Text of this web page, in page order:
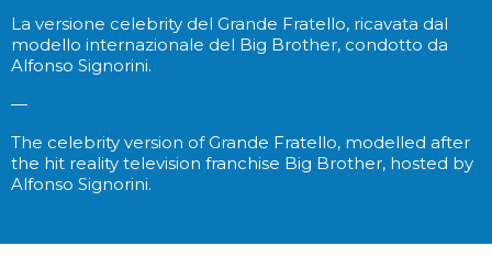
La versione celebrity del Grande Fratello, ricavata dal
modello internazionale del Big Brother, condotto da
Alfonso Signorini.
—
The celebrity version of Grande Fratello, modelled after
the hit reality television franchise Big Brother, hosted by
Alfonso Signorini.